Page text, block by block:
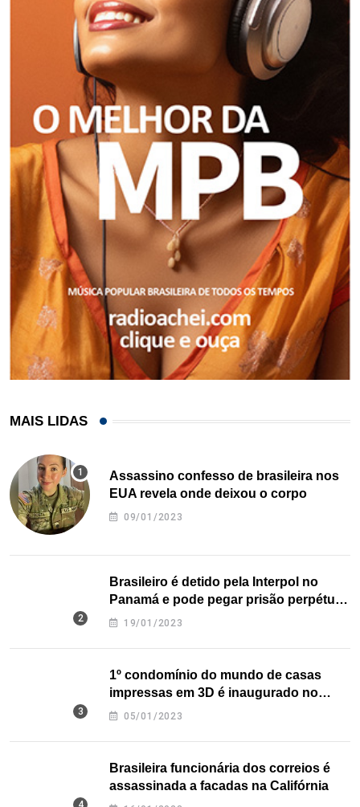
MAIS LIDAS
Assassino confesso de brasileira nos
EUA revela onde deixou o corpo
09/01/2023
Brasileiro é detido pela Interpol no
Panamá e pode pegar prisão perpétua
nos EUA
19/01/2023
1º condomínio do mundo de casas
impressas em 3D é inaugurado no
Texas
05/01/2023
Brasileira funcionária dos correios é
assassinada a facadas na Califórnia